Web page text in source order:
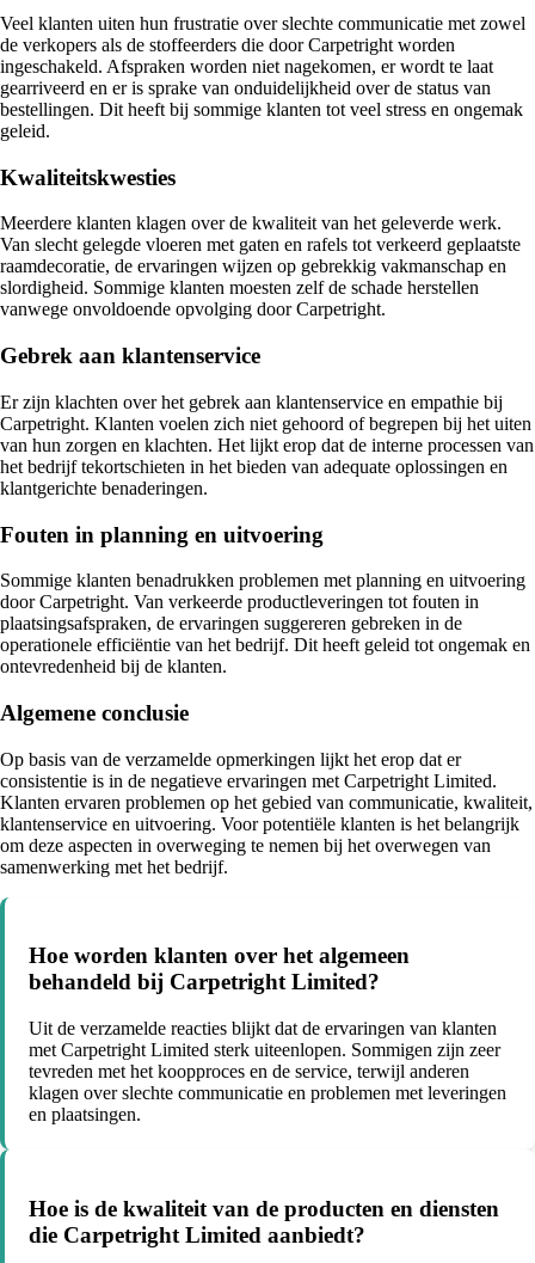
Veel klanten uiten hun frustratie over slechte communicatie met zowel
de verkopers als de stoffeerders die door Carpetright worden
ingeschakeld. Afspraken worden niet nagekomen, er wordt te laat
gearriveerd en er is sprake van onduidelijkheid over de status van
bestellingen. Dit heeft bij sommige klanten tot veel stress en ongemak
geleid.
Kwaliteitskwesties
Meerdere klanten klagen over de kwaliteit van het geleverde werk.
Van slecht gelegde vloeren met gaten en rafels tot verkeerd geplaatste
raamdecoratie, de ervaringen wijzen op gebrekkig vakmanschap en
slordigheid. Sommige klanten moesten zelf de schade herstellen
vanwege onvoldoende opvolging door Carpetright.
Gebrek aan klantenservice
Er zijn klachten over het gebrek aan klantenservice en empathie bij
Carpetright. Klanten voelen zich niet gehoord of begrepen bij het uiten
van hun zorgen en klachten. Het lijkt erop dat de interne processen van
het bedrijf tekortschieten in het bieden van adequate oplossingen en
klantgerichte benaderingen.
Fouten in planning en uitvoering
Sommige klanten benadrukken problemen met planning en uitvoering
door Carpetright. Van verkeerde productleveringen tot fouten in
plaatsingsafspraken, de ervaringen suggereren gebreken in de
operationele efficiëntie van het bedrijf. Dit heeft geleid tot ongemak en
ontevredenheid bij de klanten.
Algemene conclusie
Op basis van de verzamelde opmerkingen lijkt het erop dat er
consistentie is in de negatieve ervaringen met Carpetright Limited.
Klanten ervaren problemen op het gebied van communicatie, kwaliteit,
klantenservice en uitvoering. Voor potentiële klanten is het belangrijk
om deze aspecten in overweging te nemen bij het overwegen van
samenwerking met het bedrijf.
Hoe worden klanten over het algemeen
behandeld bij Carpetright Limited?
Uit de verzamelde reacties blijkt dat de ervaringen van klanten
met Carpetright Limited sterk uiteenlopen. Sommigen zijn zeer
tevreden met het koopproces en de service, terwijl anderen
klagen over slechte communicatie en problemen met leveringen
en plaatsingen.
Hoe is de kwaliteit van de producten en diensten
die Carpetright Limited aanbiedt?